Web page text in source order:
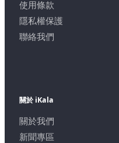
使用條款
隱私權保護
聯絡我們
關於 iKala
關於我們
新聞專區